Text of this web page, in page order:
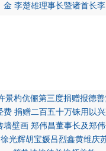
金 李楚雄理事长暨诸首长李